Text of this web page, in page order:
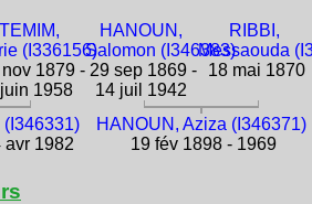
TEMIM,
(I336156)
1879 -
1958
HANOUN,
Salomon (I346383)
29 sep 1869 -
14 juil 1942
RIBBI,
Messaouda
18 mai 1870
avr 1982
HANOUN, Aziza (I346371)
19 fév 1898 - 1969